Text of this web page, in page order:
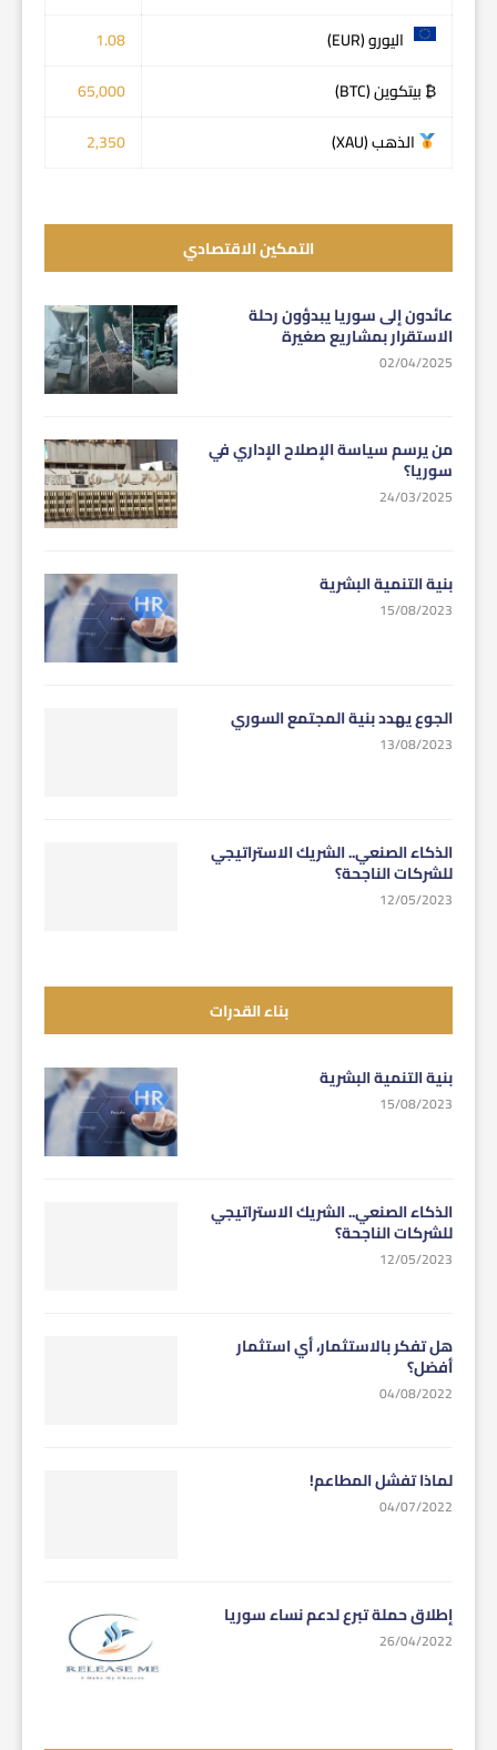
اليورو (EUR)
1.08
₿ بيتكوين (BTC)
65,000
الذهب (XAU)
2,350
التمكين الاقتصادي
عائدون إلى سوريا يبدؤون رحلة
الاستقرار بمشاريع صغيرة
02/04/2025
من يرسم سياسة الإصلاح الإداري في
سوريا؟
24/03/2025
بنية التنمية البشرية
15/08/2023
الجوع يهدد بنية المجتمع السوري
13/08/2023
الذكاء الصنعي.. الشريك الاستراتيجي
للشركات الناجحة؟
12/05/2023
بناء القدرات
بنية التنمية البشرية
15/08/2023
الذكاء الصنعي.. الشريك الاستراتيجي
للشركات الناجحة؟
12/05/2023
هل تفكر بالاستثمار، أي استثمار
أفضل؟
04/08/2022
لماذا تفشل المطاعم!
04/07/2022
إطلاق حملة تبرع لدعم نساء سوريا
26/04/2022